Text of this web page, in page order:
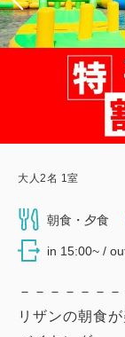
大人2名 1室
朝食・夕食
in 15:00~ /
－－－－－－
リザンの朝食